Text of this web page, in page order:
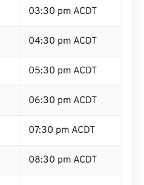
03:30 pm ACDT
04:30 pm ACDT
05:30 pm ACDT
06:30 pm ACDT
07:30 pm ACDT
08:30 pm ACDT